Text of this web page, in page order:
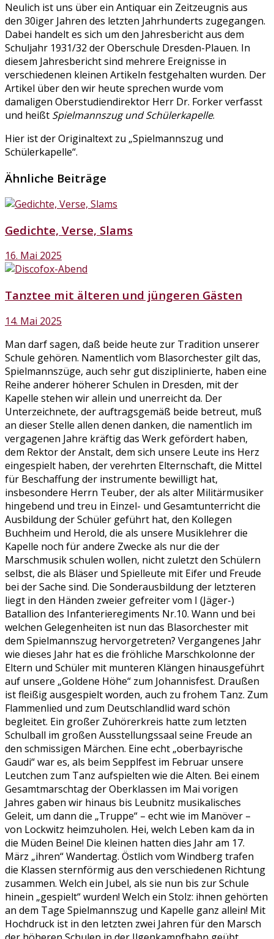
Neulich ist uns über ein Antiquar ein Zeitzeugnis aus
den 30iger Jahren des letzten Jahrhunderts zugegangen.
Dabei handelt es sich um den Jahresbericht aus dem
Schuljahr 1931/32 der Oberschule Dresden-Plauen. In
diesem Jahresbericht sind mehrere Ereignisse in
verschiedenen kleinen Artikeln festgehalten wurden. Der
Artikel über den wir heute sprechen wurde vom
damaligen Oberstudiendirektor Herr Dr. Forker verfasst
und heißt Spielmannszug und Schülerkapelle.
Hier ist der Originaltext zu „Spielmannszug und
Schülerkapelle“.
Ähnliche Beiträge
Gedichte, Verse, Slams
16. Mai 2025
Tanztee mit älteren und jüngeren Gästen
14. Mai 2025
Man darf sagen, daß beide heute zur Tradition unserer
Schule gehören. Namentlich vom Blasorchester gilt das,
Spielmannszüge, auch sehr gut disziplinierte, haben eine
Reihe anderer höherer Schulen in Dresden, mit der
Kapelle stehen wir allein und unerreicht da. Der
Unterzeichnete, der auftragsgemäß beide betreut, muß
an dieser Stelle allen denen danken, die namentlich im
vergagenen Jahre kräftig das Werk gefördert haben,
dem Rektor der Anstalt, dem sich unsere Leute ins Herz
eingespielt haben, der verehrten Elternschaft, die Mittel
für Beschaffung der instrumente bewilligt hat,
insbesondere Herrn Teuber, der als alter Militärmusiker
hingebend und treu in Einzel- und Gesamtunterricht die
Ausbildung der Schüler geführt hat, den Kollegen
Buchheim und Herold, die als unsere Musiklehrer die
Kapelle noch für andere Zwecke als nur die der
Marschmusik schulen wollen, nicht zuletzt den Schülern
selbst, die als Bläser und Spielleute mit Eifer und Freude
bei der Sache sind. Die Sonderausbildung der letzteren
liegt in den Händen zweier gefreiter vom I (Jäger-)
Batallion des Infanterieregiments Nr.10. Wann und bei
welchen Gelegenheiten ist nun das Blasorchester mit
dem Spielmannszug hervorgetreten? Vergangenes Jahr
wie dieses Jahr hat es die fröhliche Marschkolonne der
Eltern und Schüler mit munteren Klängen hinausgeführt
auf unsere „Goldene Höhe“ zum Johannisfest. Draußen
ist fleißig ausgespielt worden, auch zu frohem Tanz. Zum
Flammenlied und zum Deutschlandlid ward schön
begleitet. Ein großer Zuhörerkreis hatte zum letzten
Schulball im großen Ausstellungssaal seine Freude an
den schmissigen Märchen. Eine echt „oberbayrische
Gaudi“ war es, als beim Sepplfest im Februar unsere
Leutchen zum Tanz aufspielten wie die Alten. Bei einem
Gesamtmarschtag der Oberklassen im Mai vorigen
Jahres gaben wir hinaus bis Leubnitz musikalisches
Geleit, um dann die „Truppe“ – echt wie im Manöver –
von Lockwitz heimzuholen. Hei, welch Leben kam da in
die Müden Beine! Die kleinen hatten dies Jahr am 17.
März „ihren“ Wandertag. Östlich vom Windberg trafen
die Klassen sternförmig aus den verschiedenen Richtung
zusammen. Welch ein Jubel, als sie nun bis zur Schule
hinein „gespielt“ wurden! Welch ein Stolz: ihnen gehörten
an dem Tage Spielmannszug und Kapelle ganz allein! Mit
Hochdruck ist in den letzten zwei Jahren für den Marsch